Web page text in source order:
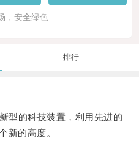
，安全绿色
排行
的科技装置，利用先进的
新的高度。